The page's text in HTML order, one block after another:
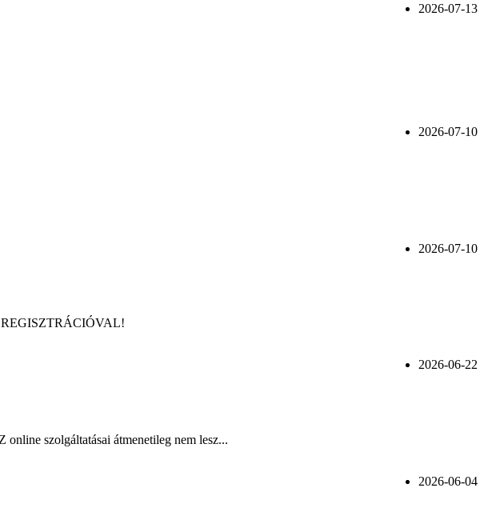
2026-07-13
2026-07-10
2026-07-10
2026-06-22
szolgáltatásai átmenetileg nem lesz...
2026-06-04